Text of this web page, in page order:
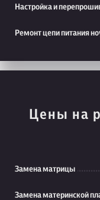
Настройка и
Ремонт цепи питания
Цены на
Замена матрицы
Замена материнской